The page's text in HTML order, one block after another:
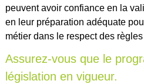
peuvent avoir confiance en la
en leur préparation adéquate
métier dans le respect des
Assurez-vous que le
législation en vigueur.